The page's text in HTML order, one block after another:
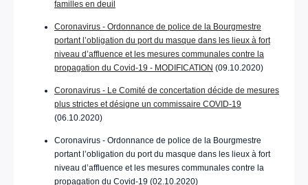
familles en deuil
Coronavirus - Ordonnance de police de la Bourgmestre
portant l’obligation du port du masque dans les lieux à fort
niveau d’affluence et les mesures communales contre la
propagation du Covid-19 - MODIFICATION (09.10.2020)
Coronavirus - Le Comité de concertation décide de mesures
plus strictes et désigne un commissaire COVID-19
(06.10.2020)
Coronavirus - Ordonnance de police de la Bourgmestre
portant l’obligation du port du masque dans les lieux à fort
niveau d’affluence et les mesures communales contre la
propagation du Covid-19 (02.10.2020)